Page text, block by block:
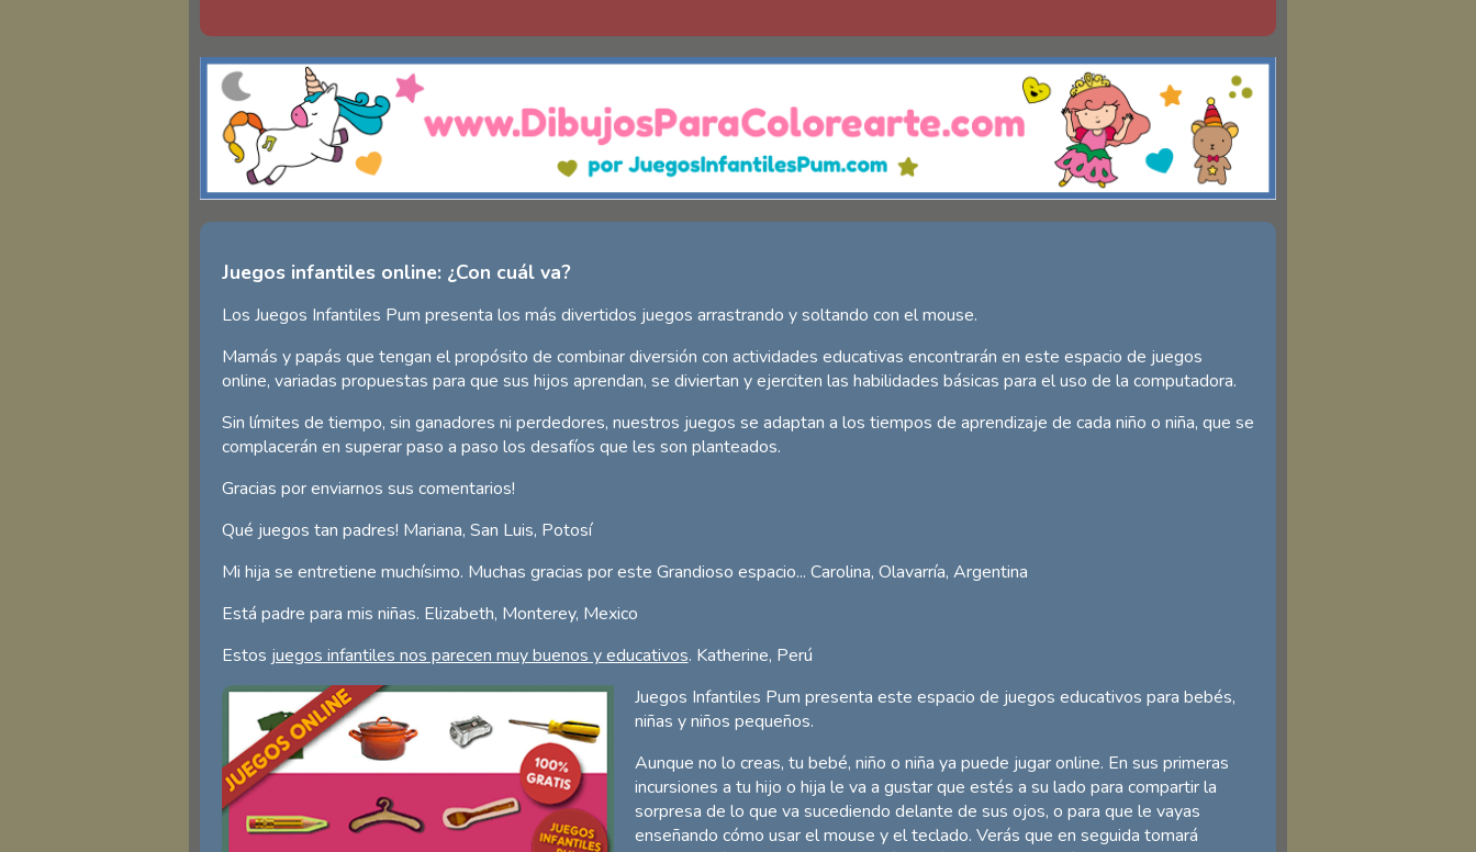
Juegos infantiles online: ¿Con cuál va?
Los Juegos Infantiles Pum presenta los más divertidos juegos arrastrando y soltando con el mouse.
Mamás y papás que tengan el propósito de combinar diversión con actividades educativas encontrarán en este espacio de juegos
online, variadas propuestas para que sus hijos aprendan, se diviertan y ejerciten las habilidades básicas para el uso de la computadora.
Sin límites de tiempo, sin ganadores ni perdedores, nuestros juegos se adaptan a los tiempos de aprendizaje de cada niño o niña, que se
complacerán en superar paso a paso los desafíos que les son planteados.
Gracias por enviarnos sus comentarios!
Qué juegos tan padres! Mariana, San Luis, Potosí
Mi hija se entretiene muchísimo. Muchas gracias por este Grandioso espacio... Carolina, Olavarría, Argentina
Está padre para mis niñas. Elizabeth, Monterey, Mexico
Estos juegos infantiles nos parecen muy buenos y educativos. Katherine, Perú
Juegos Infantiles Pum presenta este espacio de juegos educativos para bebés,
niñas y niños pequeños.
Aunque no lo creas, tu bebé, niño o niña ya puede jugar online. En sus primeras
incursiones a tu hijo o hija le va a gustar que estés a su lado para compartir la
sorpresa de lo que va sucediendo delante de sus ojos, o para que le vayas
enseñando cómo usar el mouse y el teclado. Verás que en seguida tomará